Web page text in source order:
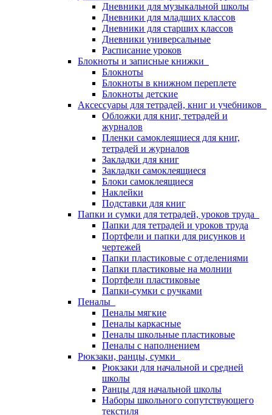
Дневники для музыкальной школы
Дневники для младших классов
Дневники для старших классов
Дневники универсальные
Расписание уроков
Блокноты и записные книжки
Блокноты
Блокноты в книжном переплете
Блокноты детские
Аксессуары для тетрадей, книг и учебников
Обложки для книг, тетрадей и
журналов
Пленки самоклеящиеся для книг,
тетрадей и журналов
Закладки для книг
Закладки самоклеящиеся
Блоки самоклеящиеся
Наклейки
Подставки для книг
Папки и сумки для тетрадей, уроков труда
Папки для тетрадей и уроков труда
Портфели и папки для рисунков и
чертежей
Папки пластиковые с отделениями
Папки пластиковые на молнии
Портфели пластиковые
Папки-сумки с ручками
Пеналы
Пеналы мягкие
Пеналы каркасные
Пеналы школьные пластиковые
Пеналы с наполнением
Рюкзаки, ранцы, сумки
Рюкзаки для начальной и средней
школы
Ранцы для начальной школы
Наборы школьного сопутствующего
текстиля